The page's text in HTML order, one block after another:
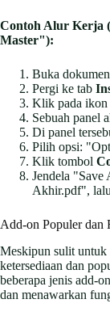
Contoh Alur Kerja
Master"):
Buka
Pergi ke tab
Klik pada ikon
Sebuah panel
Di panel
Pilih opsi:
Klik tombol
Jendela
Akhir.pdf",
Add-on Populer dan
Meskipun sulit untuk
ketersediaan dan
beberapa jenis add-
dan menawarkan